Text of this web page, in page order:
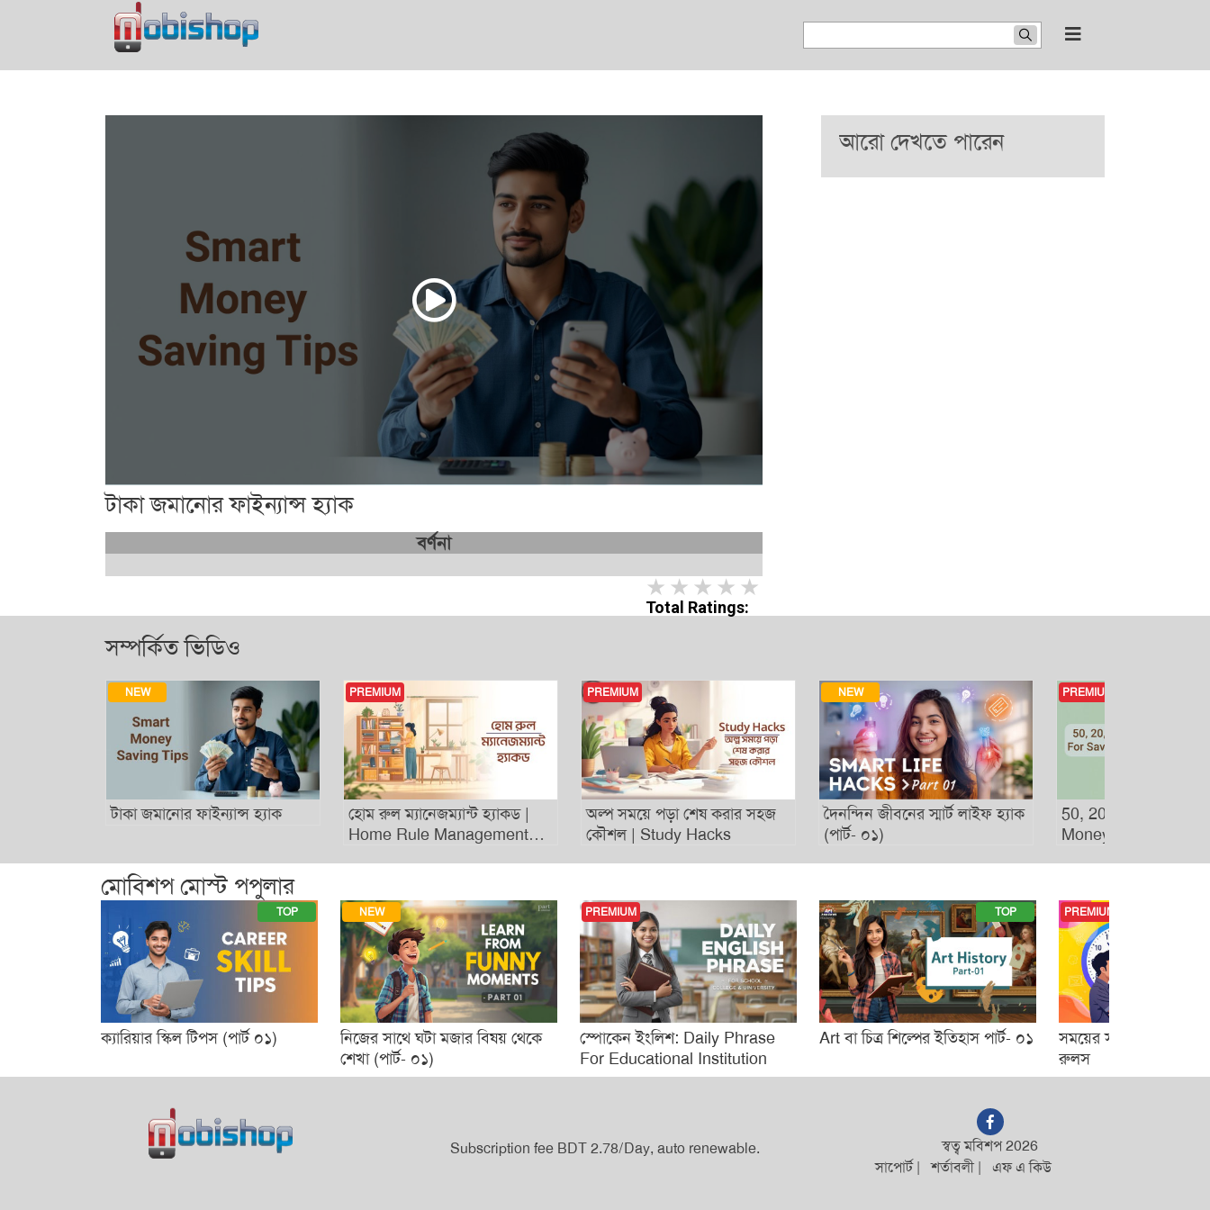
টাকা জমানোর ফাইন্যান্স হ্যাক
বর্ণনা
4 stars
3 stars
2 stars
1 star
Total Ratings:
আরো দেখতে পারেন
সম্পর্কিত ভিডিও
টাকা জমানোর ফাইন্যান্স হ্যাক
হোম রুল ম্যানেজম্যান্ট হ্যাকড |
Home Rule Management
অল্প সময়ে পড়া শেষ করার সহজ
কৌশল | Study Hacks
দৈনন্দিন জীবনের স্মার্ট লাইফ হ্যাক
PREMIUM
50, 20, 30 Rules For Saving
মোবিশপ মোস্ট পপুলার
ক্যারিয়ার স্কিল টিপস (পার্ট ০১)
NEW
নিজের সাথে ঘটা মজার বিষয় থেকে
শেখা (পার্ট- ০১)
PREMIUM
স্পোকেন ইংলিশ: Daily Phrase
For Educational Institution
TOP
Art বা চিত্র শিল্পের ইতিহাস পার্ট- ০১
PREMIUM
সময়ের সঠিক ব্যবহারের জন্য ৮৮৮
Subscription fee BDT 2.78/Day, auto renewable.
স্বত্ব মবিশপ 2026
সাপোর্ট | শর্তাবলী | এফ এ কিউ